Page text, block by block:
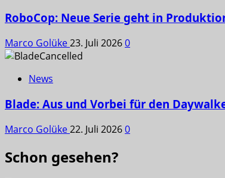
RoboCop: Neue Serie geht in
Marco Golüke23. Juli 20260
News
Blade: Aus und Vorbei für den
Marco Golüke22. Juli 20260
Schon gesehen?